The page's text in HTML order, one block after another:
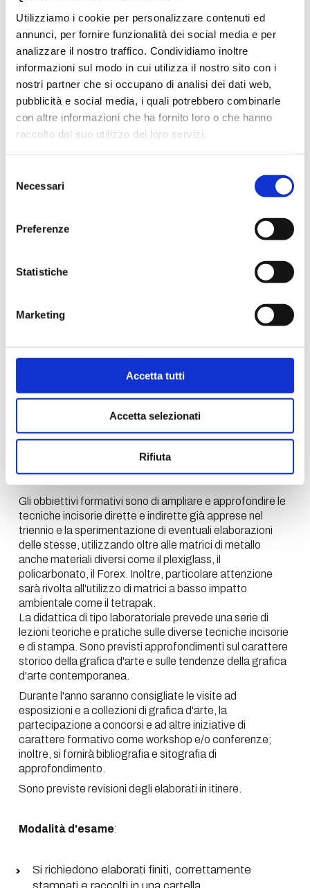
Utilizziamo i cookie per personalizzare contenuti ed
annunci, per fornire funzionalità dei social media e per
analizzare il nostro traffico. Condividiamo inoltre
informazioni sul modo in cui utilizza il nostro sito con i
nostri partner che si occupano di analisi dei dati web,
pubblicità e social media, i quali potrebbero combinarle
con altre informazioni che ha fornito loro o che hanno
raccolto dal suo utilizzo dei loro servizi.
delNecessari
Preferenze
Statistiche
Marketing
Accetta tutti
Accetta selezionati
Rifiuta
TUTTI GLI AVVISI
Presentazione
Il corso di Tecniche dell'Incisione-Grafica d'Arte per il
Scultura, Decorazione, ecc.).
indirette, le tecniche a rilievo e le tecniche ibride. Ogni
studente realizzerà un progetto individuale, sviluppando
il processo creativo come poetica attenta alle forme
espressive contemporanee.
La conoscenza di strumenti e materiali specifici,
acquisita nelle diverse fasi di lavoro, consentirà agli
studio del segno, ovvero realizzando una serie di
elaborati, dove la superficie della matrice rappresenta lo
spazio creativo finalizzato alla stampa in bianco e nero
Gli obbiettivi formativi sono di ampliare e approfondire le
tecniche incisorie dirette e indirette già apprese nel
triennio e la sperimentazione di eventuali elaborazioni
delle stesse, utilizzando oltre alle matrici di metallo
anche materiali diversi come il plexiglass, il
policarbonato, il Forex. Inoltre, particolare attenzione
sarà rivolta all'utilizzo di matrici a basso impatto
ambientale come il tetrapak.
La didattica di tipo laboratoriale prevede una serie di
lezioni teoriche e pratiche sulle diverse tecniche incisorie
e di stampa. Sono previsti approfondimenti sul carattere
storico della grafica d'arte e sulle tendenze della grafica
d'arte contemporanea.
Durante l'anno saranno consigliate le visite ad
esposizioni e a collezioni di grafica d'arte, la
partecipazione a concorsi e ad altre iniziative di
carattere formativo come workshop e/o conferenze;
inoltre, si fornirà bibliografia e sitografia di
approfondimento.
Sono previste revisioni degli elaborati in itinere.
Modalità d'esame:
Si richiedono elaborati finiti, correttamente